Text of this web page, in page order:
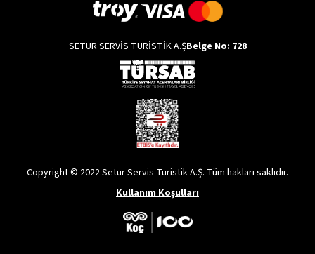
SETUR SERVİS TURİSTİK A.ŞBelge No: 728
Copyright © 2022 Setur Servis Turistik A.Ş. Tüm hakları saklıdır.
Kullanım Koşulları